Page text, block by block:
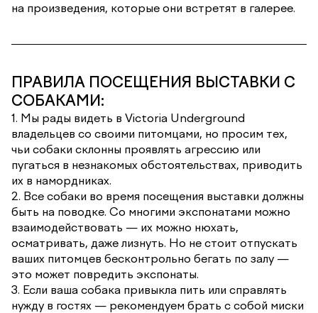
на произведения, которые они встретят в галерее.
ПРАВИЛА ПОСЕЩЕНИЯ ВЫСТАВКИ С
СОБАКАМИ:
1. Мы рады видеть в Victoria Underground
владельцев со своими питомцами, но просим тех,
чьи собаки склонны проявлять агрессию или
пугаться в незнакомых обстоятельствах, приводить
их в намордниках.
2. Все собаки во время посещения выставки должны
быть на поводке. Со многими экспонатами можно
взаимодействовать — их можно нюхать,
осматривать, даже лизнуть. Но не стоит отпускать
ваших питомцев бесконтрольно бегать по залу —
это может повредить экспонаты.
3. Если ваша собака привыкла пить или справлять
нужду в гостях — рекомендуем брать с собой миски